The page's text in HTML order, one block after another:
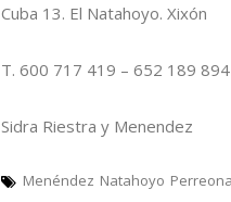
Cuba 13. El Natahoyo. Xixón
T. 600 717 419 – 652 189 894
Sidra Riestra y Menendez
Menéndez Natahoyo